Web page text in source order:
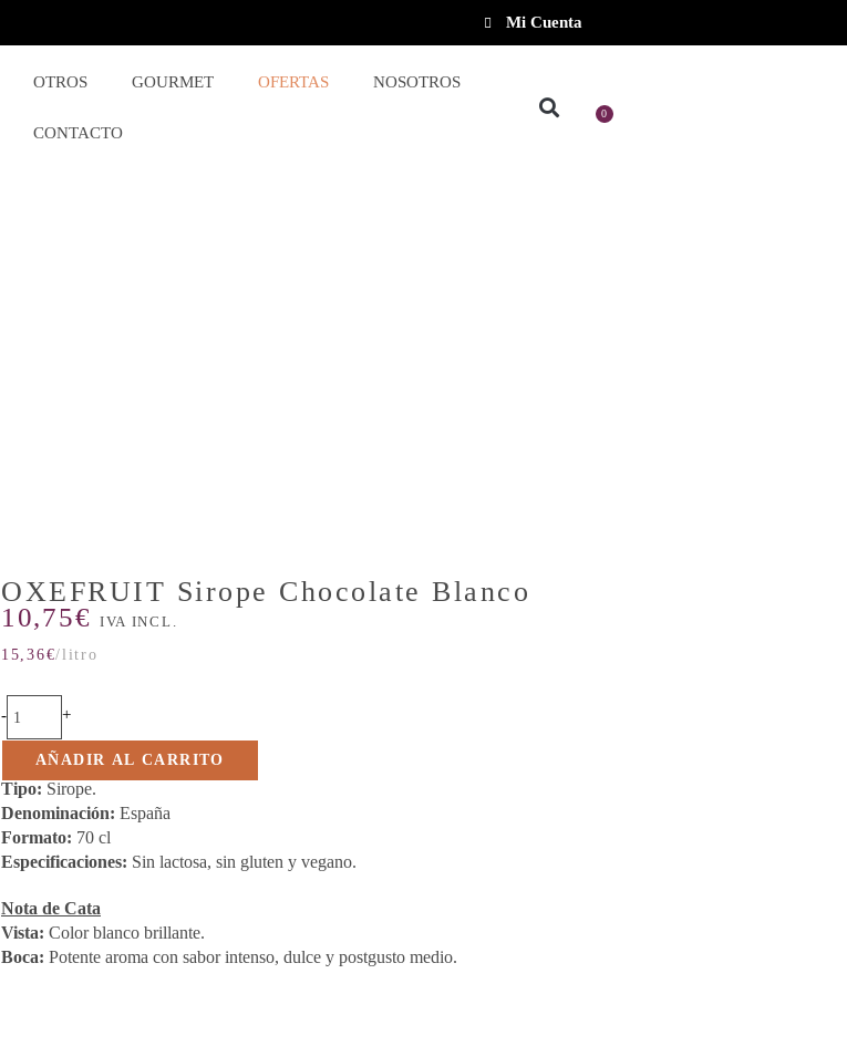
Mi Cuenta
OTROS GOURMET OFERTAS NOSOTROS
CONTACTO
0
OXEFRUIT Sirope Chocolate Blanco
10,75€ IVA INCL.
15,36€/litro
- +
AÑADIR AL CARRITO
Tipo: Sirope.
Denominación: España
Formato: 70 cl
Especificaciones: Sin lactosa, sin gluten y vegano.
Nota de Cata
Vista: Color blanco brillante.
Boca: Potente aroma con sabor intenso, dulce y postgusto medio.